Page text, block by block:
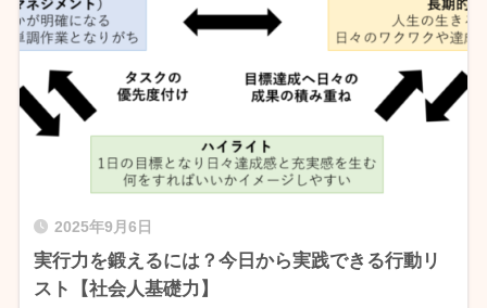
2025年9月6日
実行力を鍛えるには？今日から実践できる行動リ
スト【社会人基礎力】